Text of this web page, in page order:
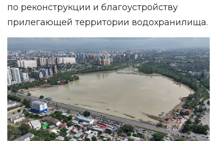
по реконструкции и благоустройству
прилегающей территории водохранилища.